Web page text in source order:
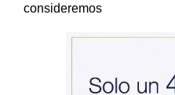
consideremos